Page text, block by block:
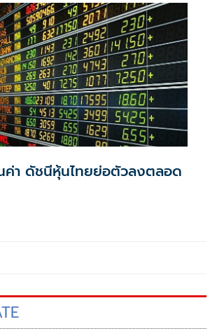
ค่า ดัชนีหุ้นไทยย่อตัวลงตลอด